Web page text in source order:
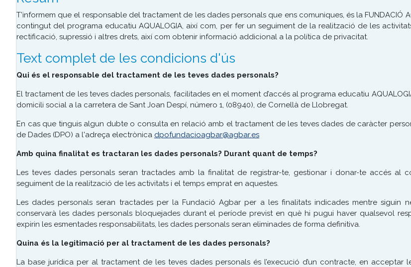
T’informem que el responsable del tractament de les dades personals que ens comuniques, és la FUNDACIÓ
contingut del programa educatiu AQUALOGIA, així com, per fer un seguiment de la realització de les
rectificació, supressió i altres drets, així com obtenir informació addicional a la política de privacitat.
Text complet de les condicions d'ús
Qui és el responsable del tractament de les teves dades personals?
El tractament de les teves dades personals, facilitades en el moment d’accés al programa educatiu
domicili social a la carretera de Sant Joan Despí, número 1, (08940), de Cornellà de Llobregat.
En cas que tinguis algun dubte o consulta en relació amb el tractament de les teves dades de caràcter
de Dades (DPO) a l'adreça electrònica dpofundacioagbar@agbar.es
Amb quina finalitat es tractaran les dades personals? Durant quant de temps?
Les teves dades personals seran tractades amb la finalitat de registrar-te, gestionar i donar-te accés al
seguiment de la realització de les activitats i el temps emprat en aquestes.
Les dades personals seran tractades per la Fundació Agbar per a les finalitats indicades mentre siguin
conservarà les dades personals bloquejades durant el període previst en què hi pugui haver qualsevol
expirin les esmentades responsabilitats, les dades personals seran eliminades de forma definitiva.
Quina és la legitimació per al tractament de les dades personals?
La base jurídica per al tractament de les teves dades personals és l’execució d’un contracte, en acceptar